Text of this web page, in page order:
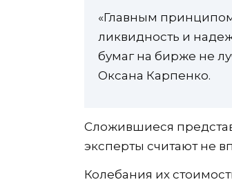
«Главным
ликвидность и
бумаг на бирже не
Оксана Карпенко.
Сложившиеся
эксперты считают не
Колебания их